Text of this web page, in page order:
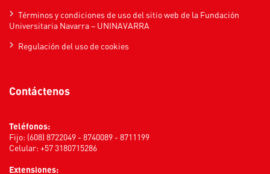
Términos y condiciones de uso del sitio web de la Fundación
Universitaria Navarra – UNINAVARRA
Regulación del uso de cookies
Contáctenos
Teléfonos:
Fijo: (608) 8722049 - 8740089 - 8711199
Celular: +57 3180715286
Extensiones: